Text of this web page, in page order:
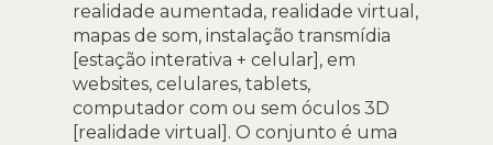
realidade aumentada, realidade virtual,
mapas de som, instalação transmídia
[estação interativa + celular], em
websites, celulares, tablets,
computador com ou sem óculos 3D
[realidade virtual]. O conjunto é uma